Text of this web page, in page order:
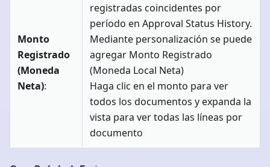
Monto
Registrado
(Moneda
Neta):
registradas coincidentes por
período en Approval Status History.
Mediante personalización se puede
agregar Monto Registrado
(Moneda Local Neta)
Haga clic en el monto para ver
todos los documentos y expanda la
vista para ver todas las líneas por
documento